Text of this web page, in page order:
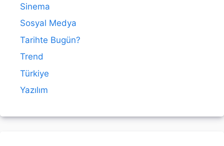
Sinema
Sosyal Medya
Tarihte Bugün?
Trend
Türkiye
Yazılım